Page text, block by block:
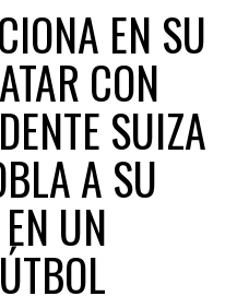
EN SU
CON
SUIZA
A SU
UN